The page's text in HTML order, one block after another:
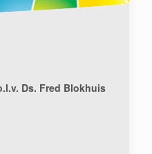
Ds. Fred Blokhuis